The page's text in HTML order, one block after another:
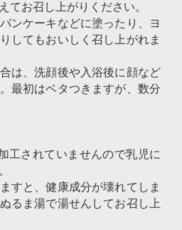
てお召し上がりください。
ンケーキなどに塗ったり、ヨ
してもおいしく召し上がれま
は、洗顔後や入浴後に顔など
最初はベタつきますが、数分
工されていませんので乳児に
すと、健康成分が壊れてしま
るま湯で湯せんしてお召し上